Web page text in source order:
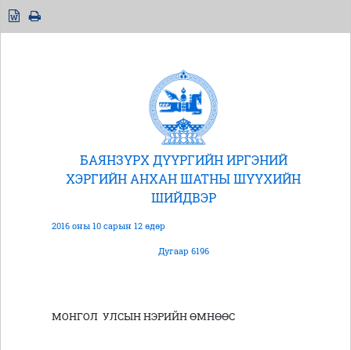
БАЯНЗҮРХ ДҮҮРГИЙН ИРГЭНИЙ
ХЭРГИЙН АНХАН ШАТНЫ ШҮҮХИЙН
ШИЙДВЭР
2016 оны 10 сарын 12 өдөр
Дугаар 6196
МОНГОЛ УЛСЫН НЭРИЙН ӨМНӨӨС